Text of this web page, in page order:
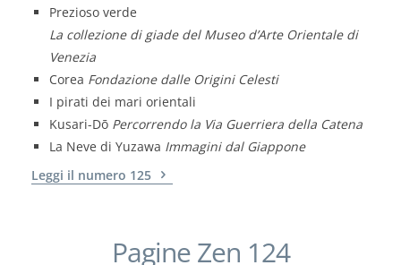
Prezioso verde
La collezione di giade del Museo d’Arte Orientale di
Venezia
Corea Fondazione dalle Origini Celesti
I pirati dei mari orientali
Kusari-Dō Percorrendo la Via Guerriera della Catena
La Neve di Yuzawa Immagini dal Giappone
Leggi il numero 125
Pagine Zen 124